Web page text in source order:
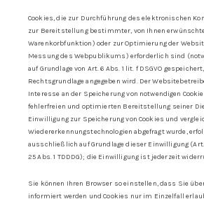
Cookies, die zur Durchführung des elektronischen
zur Bereitstellung bestimmter, von Ihnen
Warenkorbfunktion) oder zur Optimierung der
Messung des Webpublikums) erforderlich sind
auf Grundlage von Art. 6 Abs. 1 lit. f DSGVO
Rechtsgrundlage angegeben wird. Der
Interesse an der Speicherung von notwendigen
fehlerfreien und optimierten Bereitstellung seiner
Einwilligung zur Speicherung von Cookies und
Wiedererkennungstechnologien abgefragt wurde,
ausschließlich auf Grundlage dieser Einwilligung (Art.
25 Abs. 1 TDDDG); die Einwilligung ist jederzeit
Sie können Ihren Browser so einstellen, dass Sie
informiert werden und Cookies nur im Einzelfall